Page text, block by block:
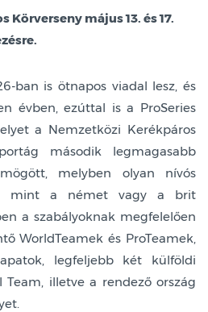
Körverseny május 13. és 17.
ban is ötnapos viadal lesz, és
évben, ezúttal is a ProSeries
a Nemzetközi Kerékpáros
második legmagasabb
melyben olyan nívós
mint a német vagy a brit
a szabályoknak megfelelően
WorldTeamek és ProTeamek,
legfeljebb két külföldi
Team, illetve a rendező ország